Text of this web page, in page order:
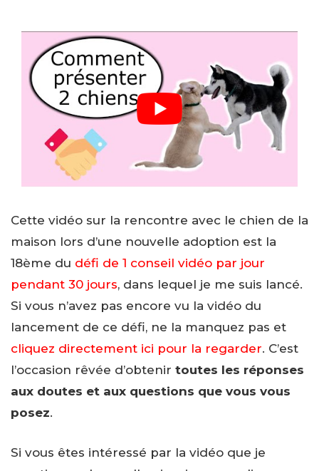
Cette vidéo sur la rencontre avec le chien de la
maison lors d’une nouvelle adoption est la
18ème du défi de 1 conseil vidéo par jour
pendant 30 jours, dans lequel je me suis lancé.
Si vous n’avez pas encore vu la vidéo du
lancement de ce défi, ne la manquez pas et
cliquez directement ici pour la regarder. C’est
l’occasion rêvée d’obtenir toutes les réponses
aux doutes et aux questions que vous vous
posez.
Si vous êtes intéressé par la vidéo que je